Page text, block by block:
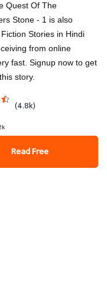
Quest Of The
Stone - 1 is also
Stories in Hindi
from online
fast. Signup now to get
story.
(4.8k)
Read Free